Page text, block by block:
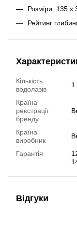
Розміри: 135 х
Рейтинг
Кількість
водолазів
1
Країна
реєстрації
бренду
Країна
виробник
Гарантія
Відгуки